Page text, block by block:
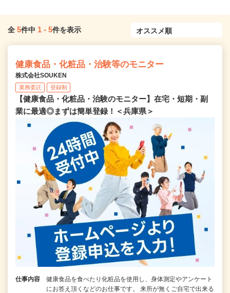
全 5件中 1 - 5件を表示
健康食品・化粧品・治験等のモニター
株式会社SOUKEN
業務委託 登録制
【健康食品・化粧品・治験のモニター】在宅・短期・副
業に最適◎まずは簡単登録！＜兵庫県＞
仕事内容
健康食品を食べたり化粧品を使用し、身体測定やアンケート
にお答え頂くなどのお仕事です。 来所が無くご自宅で出来る